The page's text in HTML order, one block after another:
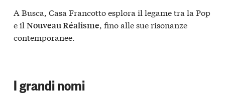
A Busca, Casa Francotto esplora il legame tra la Pop
e il Nouveau Réalisme, fino alle sue risonanze
contemporanee.
I grandi nomi